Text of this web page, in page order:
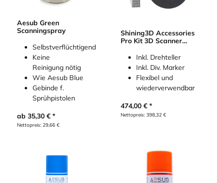
Aesub Green
Scanningspray
Selbstverflüchtigend
Keine
Reinigung nötig
Wie Aesub Blue
Gebinde f.
Sprühpistolen
ab 35,30 €
Nettopreis: 29,66 €
Shining3D Accessories
Pro Kit 3D Scanner
Inkl. Drehteller
Inkl. Div. Marker
Flexibel und
wiederverwendbar
474,00€
Nettopreis: 398,32€